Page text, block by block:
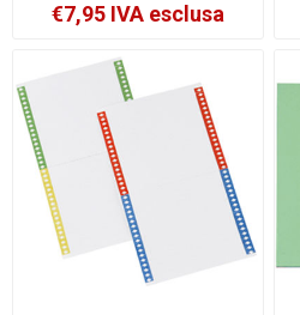
set 6 pezzi [337000E]
€7,95 IVA esclusa